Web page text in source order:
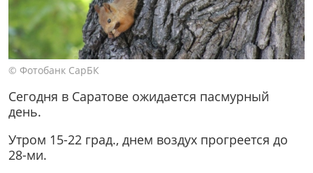
© Фотобанк СарБК
Сегодня в Саратове ожидается пасмурный
день.
Утром 15-22 град., днем воздух прогреется до
28-ми.